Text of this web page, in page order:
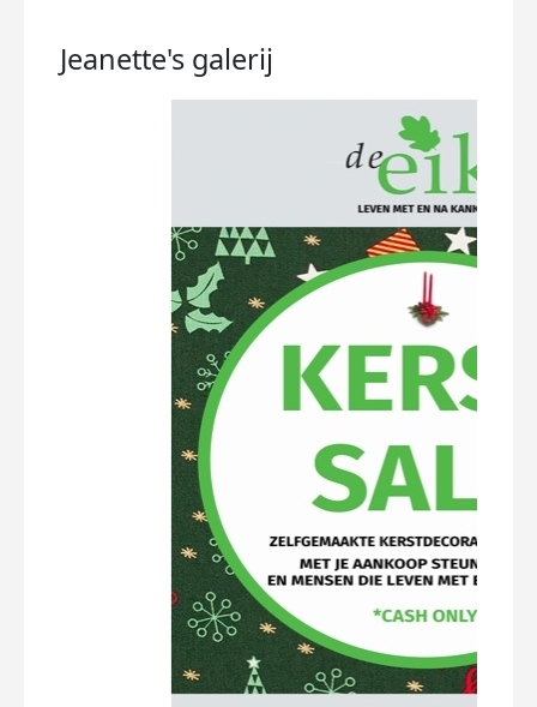
Jeanette's galerij